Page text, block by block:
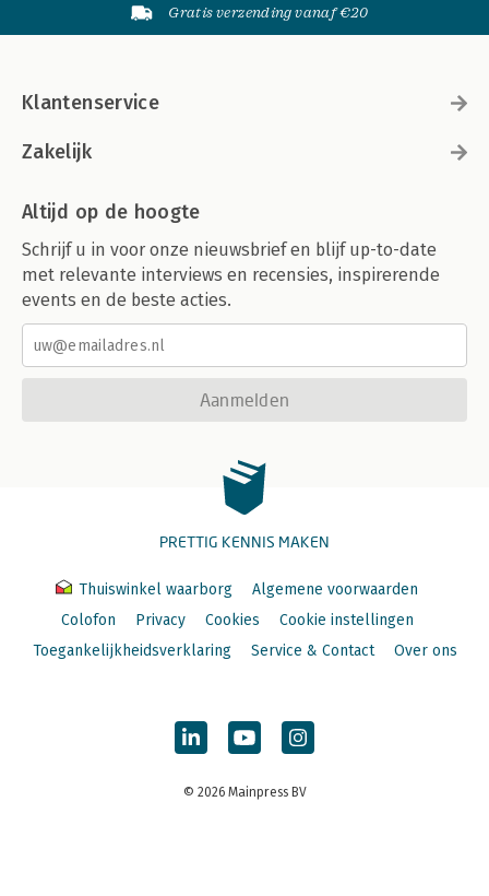
Gratis verzending vanaf €20
Klantenservice
Zakelijk
Altijd op de hoogte
Schrijf u in voor onze nieuwsbrief en blijf up-to-date
met relevante interviews en recensies, inspirerende
events en de beste acties.
Aanmelden
PRETTIG KENNIS MAKEN
Thuiswinkel waarborg
Algemene voorwaarden
Colofon
Privacy Cookies
Cookie instellingen
Toegankelijkheidsverklaring
Service & Contact Over ons
© 2026 Mainpress BV